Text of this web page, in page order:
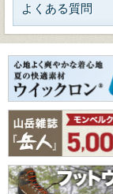
よくある質問